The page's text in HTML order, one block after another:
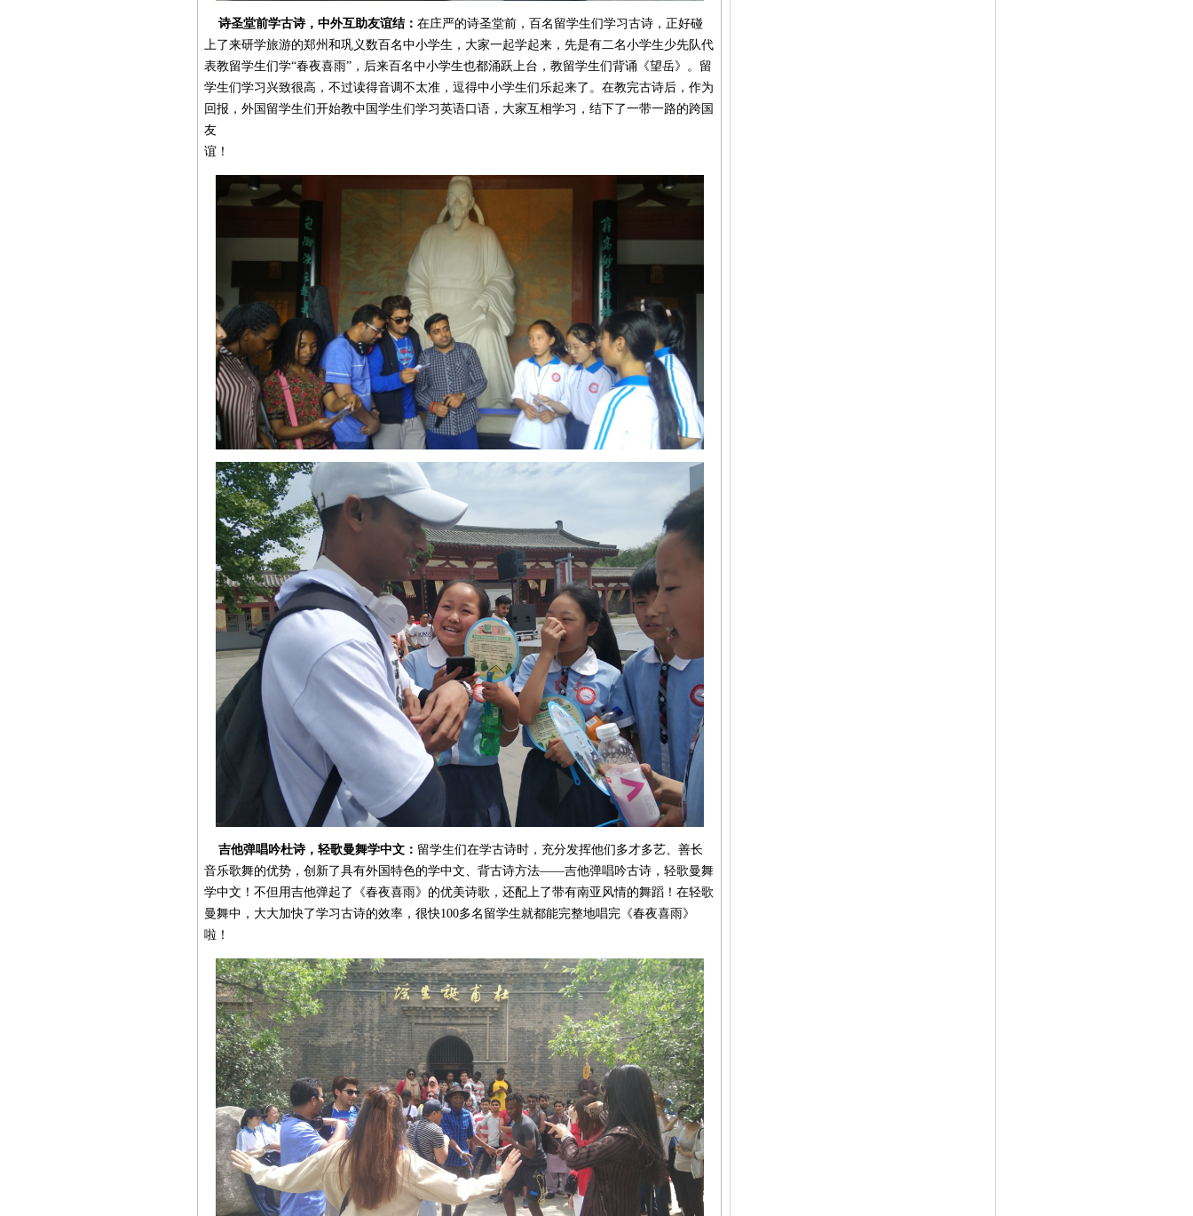
诗圣堂前学古诗，中外互助友谊结： 在庄严的诗圣堂前，百名留学生们学习古诗，正好碰
上了来研学旅游的郑州和巩义数百名中小学生，大家一起学起来，先是有二名小学生少先队代
表教留学生们学“春夜喜雨”，后来百名中小学生也都涌跃上台，教留学生们背诵《望岳》。留
学生们学习兴致很高，不过读得音调不太准，逗得中小学生们乐起来了。在教完古诗后，作为
回报，外国留学生们开始教中国学生们学习英语口语，大家互相学习，结下了一带一路的跨国
友
谊！
吉他弹唱吟杜诗，轻歌曼舞学中文： 留学生们在学古诗时，充分发挥他们多才多艺、善长
音乐歌舞的优势，创新了具有外国特色的学中文、背古诗方法——吉他弹唱吟古诗，轻歌曼舞
学中文！不但用吉他弹起了《春夜喜雨》的优美诗歌，还配上了带有南亚风情的舞蹈！在轻歌
曼舞中，大大加快了学习古诗的效率，很快100多名留学生就都能完整地唱完《春夜喜雨》
啦！